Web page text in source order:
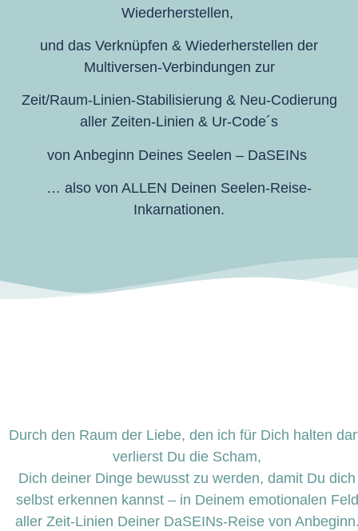
Wiederherstellen,
und das Verknüpfen & Wiederherstellen der
Multiversen-Verbindungen zur
Zeit/Raum-Linien-Stabilisierung & Neu-Codierung
aller Zeiten-Linien & Ur-Code´s
von Anbeginn Deines Seelen – DaSEINs
… also von ALLEN Deinen Seelen-Reise-
Inkarnationen.
Durch den Raum der Liebe, den ich für Dich halten
verlierst Du die Scham,
Dich deiner Dinge bewusst zu werden, damit Du dich
selbst erkennen kannst – in Deinem emotionalen Feld
aller Zeit-Linien Deiner DaSEINs-Reise von